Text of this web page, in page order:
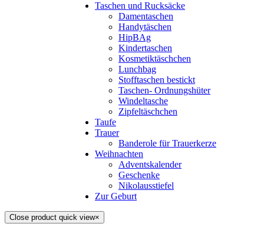
Taschen und Rucksäcke
Damentaschen
Handytäschen
HipBAg
Kindertaschen
Kosmetiktäschchen
Lunchbag
Stofftaschen bestickt
Taschen- Ordnungshüter
Windeltasche
Zipfeltäschchen
Taufe
Trauer
Banderole für Trauerkerze
Weihnachten
Adventskalender
Geschenke
Nikolausstiefel
Zur Geburt
Close product quick view×